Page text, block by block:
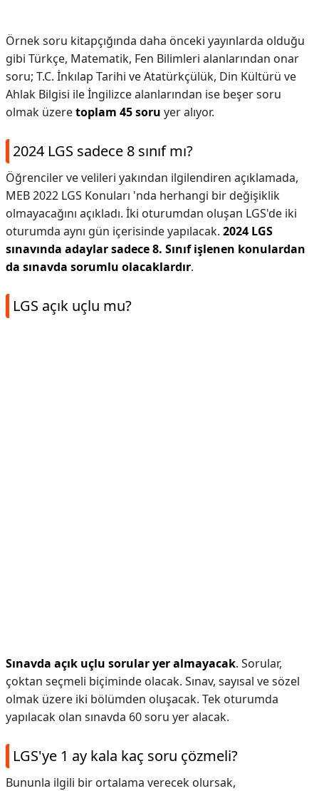
Örnek soru kitapçığında daha önceki yayınlarda olduğu
gibi Türkçe, Matematik, Fen Bilimleri alanlarından onar
soru; T.C. İnkılap Tarihi ve Atatürkçülük, Din Kültürü ve
Ahlak Bilgisi ile İngilizce alanlarından ise beşer soru
olmak üzeretoplam 45 soru yer alıyor.
2024 LGS sadece 8 sınıf mı?
Öğrenciler ve velileri yakından ilgilendiren açıklamada,
MEB 2022 LGS Konuları 'nda herhangi bir değişiklik
olmayacağını açıkladı. İki oturumdan oluşan LGS'de iki
oturumda aynı gün içerisinde yapılacak. 2024 LGS
sınavında adaylar sadece 8. Sınıf işlenen konulardan
da sınavda sorumlu olacaklardır.
LGS açık uçlu mu?
Sınavda açık uçlu sorular yer almayacak. Sorular,
çoktan seçmeli biçiminde olacak. Sınav, sayısal ve sözel
olmak üzere iki bölümden oluşacak. Tek oturumda
yapılacak olan sınavda 60 soru yer alacak.
LGS'ye 1 ay kala kaç soru çözmeli?
Bununla ilgili bir ortalama verecek olursak,